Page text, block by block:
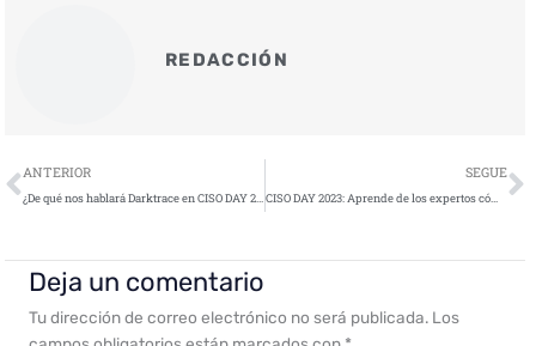
REDACCIÓN
Ant
ANTERIOR
¿De qué nos hablará Darktrace en CISO DAY 2023?
SEGUE
CISO DAY 2023: Aprende de los expertos cómo destacarte en la competencia por el talento
Deja un comentario
Tu dirección de correo electrónico no será publicada. Los